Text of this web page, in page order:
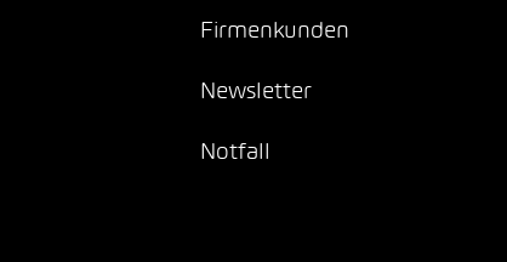
Firmenkunden
Newsletter
Notfall